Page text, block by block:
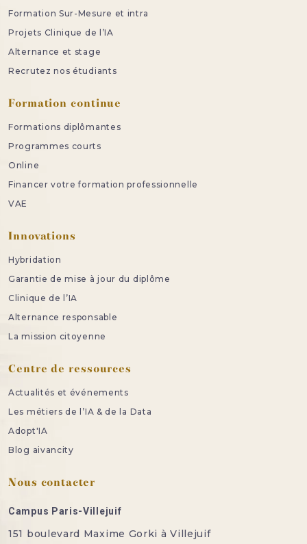
Formation Sur-Mesure et intra
Projets Clinique de l’IA
Alternance et stage
Recrutez nos étudiants
Formation continue
Formations diplômantes
Programmes courts
Online
Financer votre formation professionnelle
VAE
Innovations
Hybridation
Garantie de mise à jour du diplôme
Clinique de l’IA
Alternance responsable
La mission citoyenne
Centre de ressources
Actualités et événements
Les métiers de l’IA & de la Data
Adopt'IA
Blog aivancity
Nous contacter
Campus Paris-Villejuif
151 boulevard Maxime Gorki à Villejuif